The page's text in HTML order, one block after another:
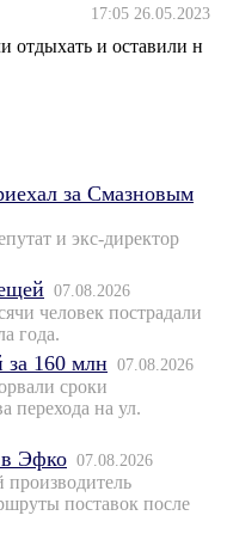
17:05 26.05.2023
отдыхать и оставили н
за Смазновым
и экс-директор
07.08.2026
человек пострадали
года.
за 160 млн 07.08.2026
сроки
перехода на ул.
Эфко 07.08.2026
поставок после